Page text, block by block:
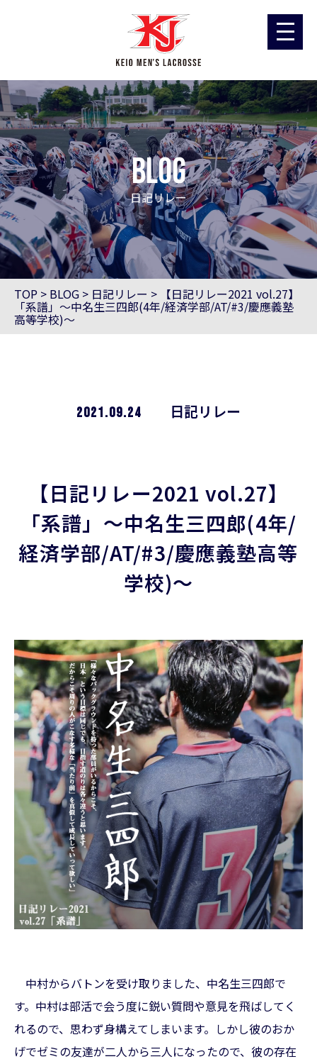
blog
日記リレー
TOP > BLOG > 日記リレー > 【日記リレー2021 vol.27】
「系譜」〜中名生三四郎(4年/経済学部/AT/#3/慶應義塾
高等学校)〜
2021.09.24 日記リレー
【日記リレー2021 vol.27】
「系譜」〜中名生三四郎(4年/
経済学部/AT/#3/慶應義塾高等
学校)〜
中村からバトンを受け取りました、中名生三四郎で
す。中村は部活で会う度に鋭い質問や意見を飛ばしてく
れるので、思わず身構えてしまいます。しかし彼のおか
げでゼミの友達が二人から三人になったので、彼の存在